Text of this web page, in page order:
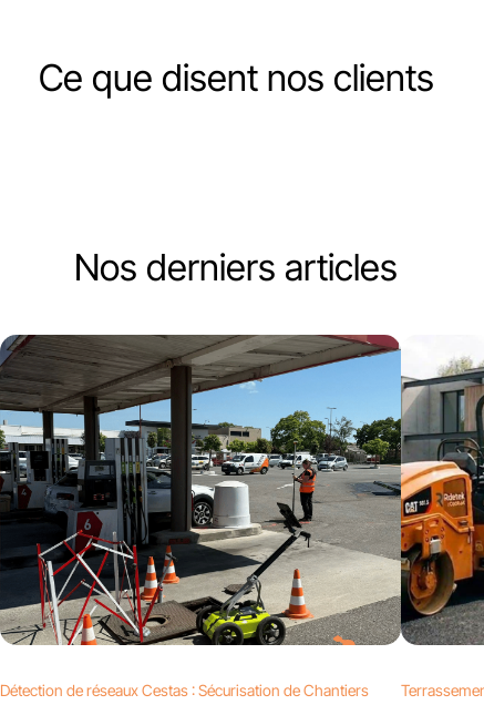
Ce que disent nos clients
Nos derniers articles
Détection de réseaux Cestas : Sécurisation de Chantiers